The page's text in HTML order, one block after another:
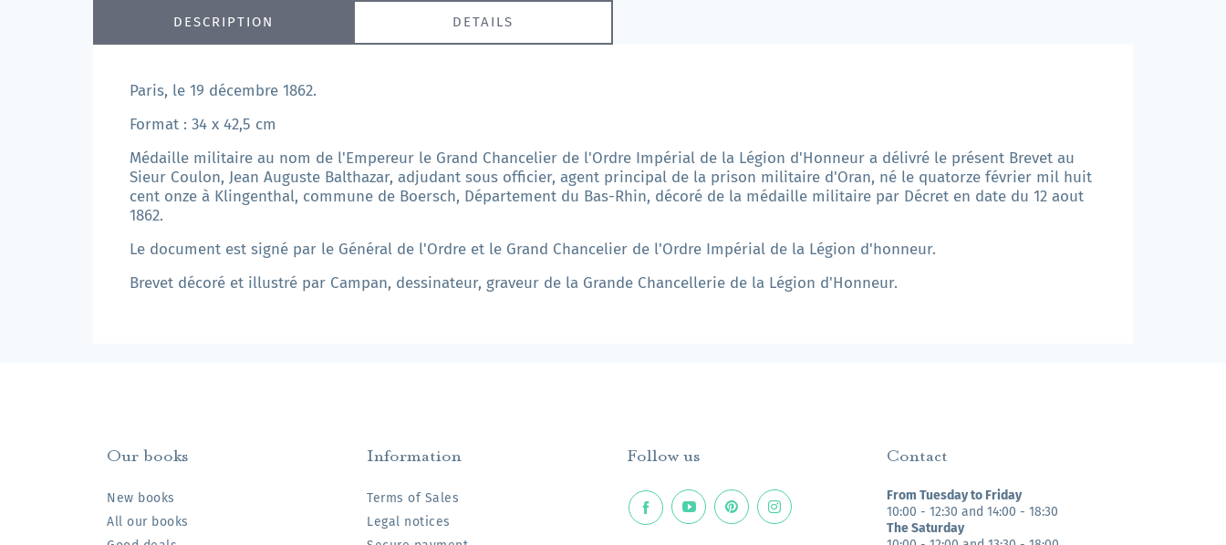
DESCRIPTION DETAILS
Paris, le 19 décembre 1862.
Format : 34 x 42,5 cm
Médaille militaire au nom de l'Empereur le Grand Chancelier de l'Ordre Impérial de la Légion d'Honneur a délivré le présent Brevet au
Sieur Coulon, Jean Auguste Balthazar, adjudant sous officier, agent principal de la prison militaire d'Oran, né le quatorze février mil huit
cent onze à Klingenthal, commune de Boersch, Département du Bas-Rhin, décoré de la médaille militaire par Décret en date du 12 aout
1862.
Le document est signé par le Général de l'Ordre et le Grand Chancelier de l'Ordre Impérial de la Légion d'honneur.
Brevet décoré et illustré par Campan, dessinateur, graveur de la Grande Chancellerie de la Légion d'Honneur.
Our books
New books
All our books
Information
Terms of Sales
Legal notices
Follow us Contact
From Tuesday to Friday
10:00 - 12:30 and 14:00 - 18:30
The Saturday